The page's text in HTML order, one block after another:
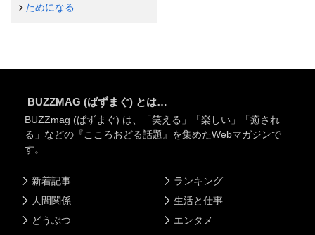
ためになる
BUZZMAG (ばずまぐ) とは…
BUZZmag (ばずまぐ) は、「笑える」「楽しい」「癒され
る」などの『こころおどる話題』を集めたWebマガジンで
す。
新着記事
人間関係
どうぶつ
ランキング
生活と仕事
エンタメ